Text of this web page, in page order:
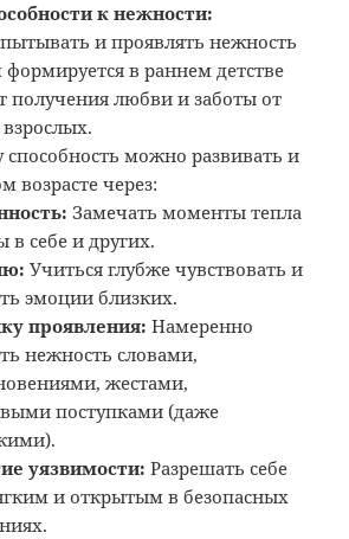
к нежности:
и проявлять нежность
в раннем детстве
получения любви и заботы от
способность можно развивать и
возрасте через:
Замечать моменты тепла
в себе и других.
Учиться глубже чувствовать и
эмоции близких.
проявления: Намеренно
нежность словами,
жестами,
поступками (даже
уязвимости: Разрешать себе
и открытым в безопасных